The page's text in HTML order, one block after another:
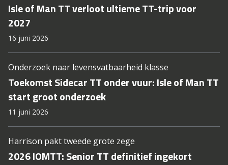
Isle of Man TT verloot ultieme TT-trip voor
2027
16 juni 2026
Onderzoek naar levensvatbaarheid klasse
Toekomst Sidecar TT onder vuur: Isle of Man TT
start groot onderzoek
11 juni 2026
Harrison pakt tweede grote zege
2026 IOMTT: Senior TT definitief ingekort